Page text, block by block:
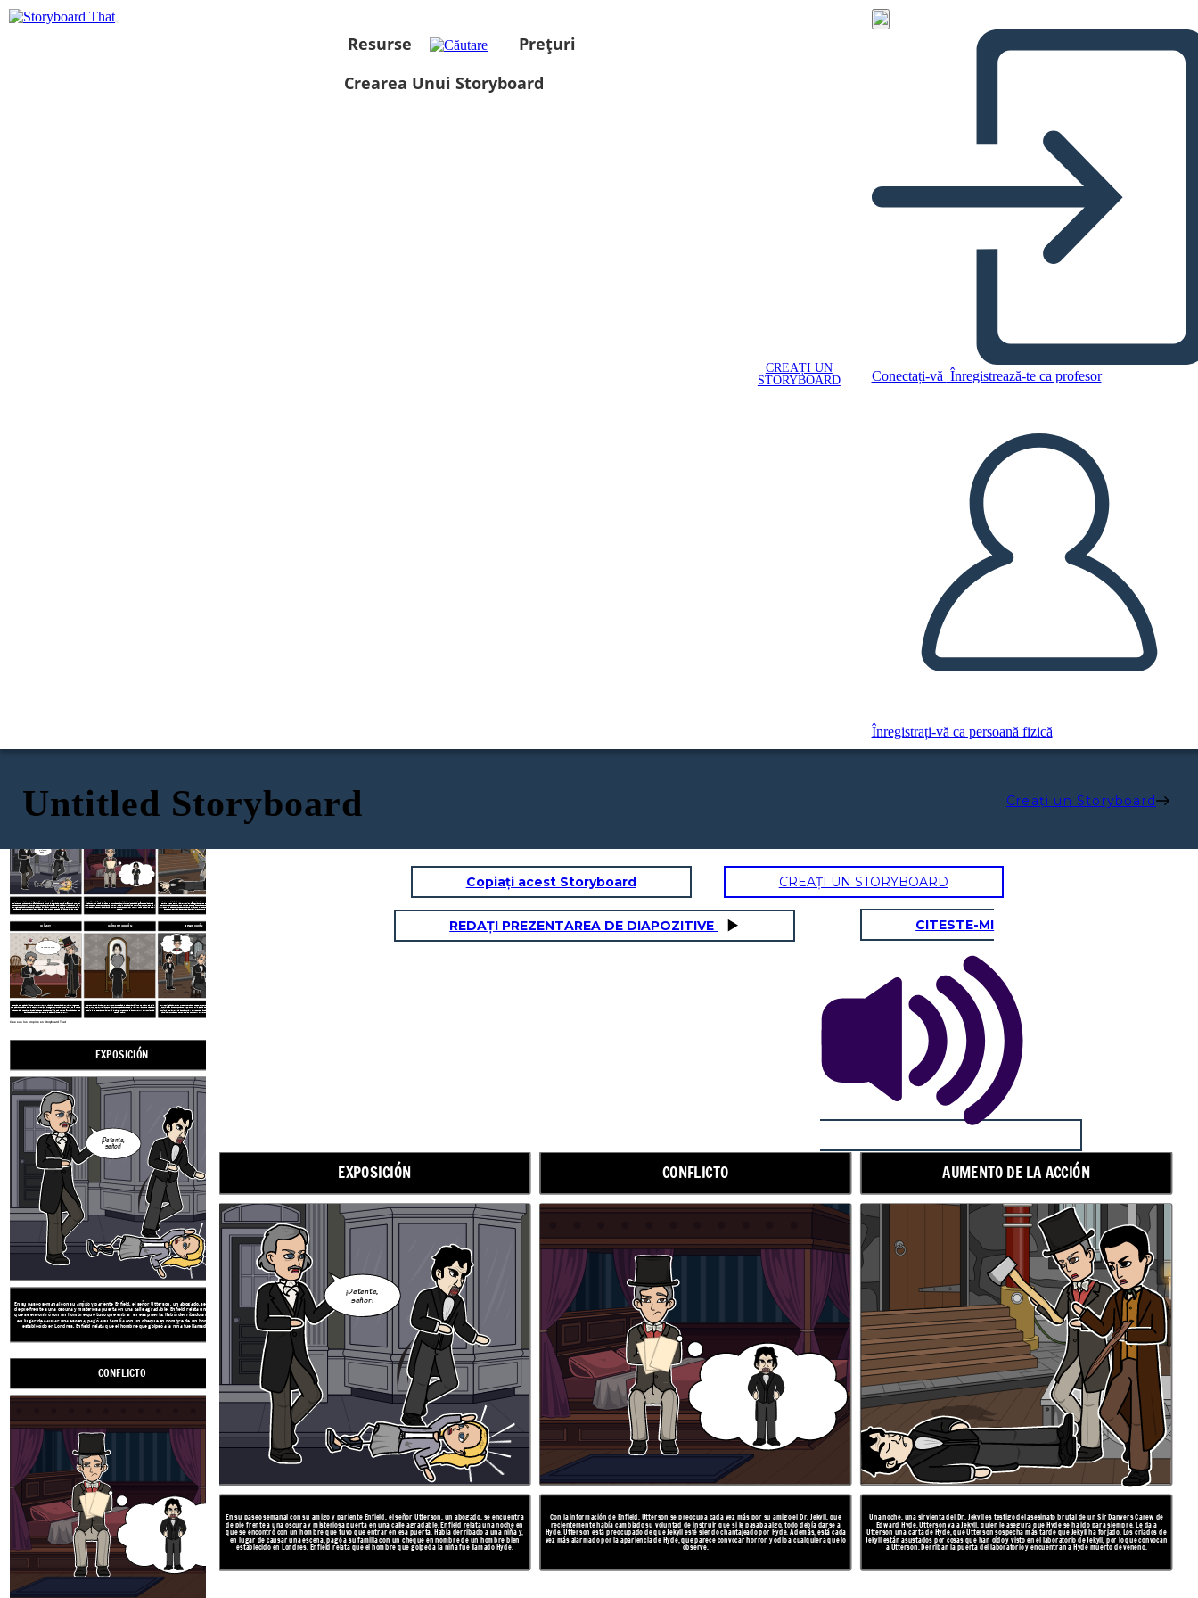
Resurse
Prețuri
Crearea Unui Storyboard
CREAȚI UN
STORYBOARD
Conectați-vă Înregistrează-te ca profesor
Înregistrați-vă ca persoană fizică
Untitled Storyboard Creați un Storyboard
Cree sus los propios en Storyboard That
CLÍMAX CAÍDA DE ACCIÓN RESOLUCIÓN
En su paseo semanal con su amigo y pariente Enfield, el señor Utterson, un abogado, se encuentra de pie frente a una oscura y misteriosa puerta en una calle agradable. Enfield relata una noche en que se encontró con un hombre que tuvo que entrar en esa puerta. Había derribado a una niña y, en lugar de causar una escena, pagó a su familia con un cheque en nombre de un hombre bien establecido en Londres. Enfield relata que el hombre que golpeó a la niña fue llamado Hyde. Con la información de Enfield, Utterson se preocupa cada vez más por su amigo el Dr. Jekyll, que recientemente había cambiado su voluntad de instruir que si le pasaba algo, todo debía darse a Hyde. Utterson está preocupado de que Jekyll esté siendo chantajeado por Hyde. Además, está cada vez más alarmado por la apariencia de Hyde, que parece convocar horror y odio a cualquiera que lo observe. Una noche, una sirvienta del Dr. Jekyll es testigo del asesinato brutal de un Sir Danvers Carew de Edward Hyde. Utterson va a Jekyll, quien le asegura que Hyde se ha ido para siempre. Le da a Utterson una carta de Hyde, que Utterson sospecha más tarde que Jekyll ha forjado. Los criados de Jekyll están asustados por cosas que han oído y visto en el laboratorio de Jekyll, por lo que convocan a Utterson. Derriban la puerta del laboratorio y encuentran a Hyde muerto de veneno.
Después de la desaparición de Hyde, Jekyll envió una carta desesperada al Dr. Lanyon, rogándole que sacara un cajón de su laboratorio. Hyde viene a recogerlo, mezcla el contenido y bebe la mezcla. Se transforma en Henry Jekyll delante de los ojos de Lanyon. Lanyon está tan angustiado que muere unas semanas más tarde. Él relaciona todos estos acontecimientos a Utterson en una carta que se abrirá solamente en la muerte o la desaparición del Dr. Jekyll. Utterson lee una carta del Dr. Jekyll, que le fue dejada en el laboratorio, junto con una nueva copia de la voluntad de Jekyll, dejando todo a Utterson. Relata que toda su vida, Jekyll sintió que había dos caras para sí mismo. A través de varios experimentos, desata a Mr. Hyde, que es puro mal y emocionante de ser. Con el tiempo, sin embargo, Hyde comienza a tomar Jekyll, y Jekyll comienza a temer y odiarlo. Jekyll se niega a cambiar en Hyde por cerca de 2 meses, pero pronto, la tentación toma de nuevo. Suprimido durante tanto tiempo, Hyde, en una furia, asesina a sir Carew. Esto asusta a Jekyll a matar a Hyde de vez en cuando, pero finalmente, vuelve a caer en tentación. Después de esto, Hyde comienza a tomar Jekyll cada pocas horas, y Jekyll se queda sin sal por la solución. Deja la carta y cambió la voluntad de Utterson, sabiendo que Henry Jekyll pronto se habrá ido para siempre.
Oh Dios! Oh Dios!
señor!
EXPOSICIÓN
CLÍMAX CAÍDA DE ACCIÓN RESOLUCIÓN
En su paseo semanal con su amigo y pariente Enfield, el señor Utterson, un abogado, se encuentra
de pie frente a una oscura y misteriosa puerta en una calle agradable. Enfield relata una noche en
que se encontró con un hombre que tuvo que entrar en esa puerta. Había derribado a una niña y,
en lugar de causar una escena, pagó a su familia con un cheque en nombre de un hombre bien
establecido en Londres. Enfield relata que el hombre que golpeó a la niña fue llamado Hyde.
Con la información de Enfield, Utterson se preocupa cada vez más por su amigo el Dr. Jekyll, que
recientemente había cambiado su voluntad de instruir que si le pasaba algo, todo debía darse a
Hyde. Utterson está preocupado de que Jekyll esté siendo chantajeado por Hyde. Además, está cada
vez más alarmado por la apariencia de Hyde, que parece convocar horror y odio a cualquiera que lo
Una noche, una sirvienta del Dr. Jekyll es testigo del asesinato brutal de un Sir Danvers Carew de
Edward Hyde. Utterson va a Jekyll, quien le asegura que Hyde se ha ido para siempre. Le da a
Utterson una carta de Hyde, que Utterson sospecha más tarde que Jekyll ha forjado. Los criados de
Jekyll están asustados por cosas que han oído y visto en el laboratorio de Jekyll, por lo que convocan
a Utterson. Derriban la puerta del laboratorio y encuentran a Hyde muerto de veneno.
¡Detente,
señor!
CONFLICTO AUMENTO DE LA ACCIÓN
Copiați acest Storyboard CREAȚI UN STORYBOARD
REDAȚI PREZENTAREA DE DIAPOZITIVE CITESTE-MI
EXPOSICIÓN CONFLICTO AUMENTO DE LA ACCIÓN
En su paseo semanal con su amigo y pariente Enfield, el señor Utterson, un abogado, se encuentra
de pie frente a una oscura y misteriosa puerta en una calle agradable. Enfield relata una noche en
que se encontró con un hombre que tuvo que entrar en esa puerta. Había derribado a una niña y,
en lugar de causar una escena, pagó a su familia con un cheque en nombre de un hombre bien
establecido en Londres. Enfield relata que el hombre que golpeó a la niña fue llamado Hyde.
Con la información de Enfield, Utterson se preocupa cada vez más por su amigo el Dr. Jekyll, que
recientemente había cambiado su voluntad de instruir que si le pasaba algo, todo debía darse a
Hyde. Utterson está preocupado de que Jekyll esté siendo chantajeado por Hyde. Además, está cada
vez más alarmado por la apariencia de Hyde, que parece convocar horror y odio a cualquiera que lo
observe.
Una noche, una sirvienta del Dr. Jekyll es testigo del asesinato brutal de un Sir Danvers Carew de
Edward Hyde. Utterson va a Jekyll, quien le asegura que Hyde se ha ido para siempre. Le da a
Utterson una carta de Hyde, que Utterson sospecha más tarde que Jekyll ha forjado. Los criados de
Jekyll están asustados por cosas que han oído y visto en el laboratorio de Jekyll, por lo que convocan
a Utterson. Derriban la puerta del laboratorio y encuentran a Hyde muerto de veneno.
¡Detente,
señor!